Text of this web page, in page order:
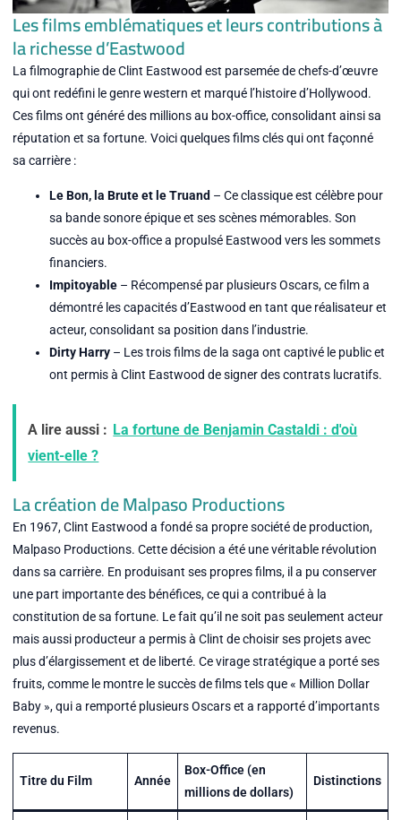
Les films emblématiques et leurs contributions à
la richesse d’Eastwood
La filmographie de Clint Eastwood est parsemée de chefs-d’œuvre
qui ont redéfini le genre western et marqué l’histoire d’Hollywood.
Ces films ont généré des millions au box-office, consolidant ainsi sa
réputation et sa fortune. Voici quelques films clés qui ont façonné
sa carrière :
Le Bon, la Brute et le Truand – Ce classique est célèbre pour
sa bande sonore épique et ses scènes mémorables. Son
succès au box-office a propulsé Eastwood vers les sommets
financiers.
Impitoyable– Récompensé par plusieurs Oscars, ce film a
démontré les capacités d’Eastwood en tant que réalisateur et
acteur, consolidant sa position dans l’industrie.
Dirty Harry– Les trois films de la saga ont captivé le public et
ont permis à Clint Eastwood de signer des contrats lucratifs.
A lire aussi : La fortune de Benjamin Castaldi : d'où
vient-elle ?
La création de Malpaso Productions
En 1967, Clint Eastwood a fondé sa propre société de production,
Malpaso Productions. Cette décision a été une véritable révolution
dans sa carrière. En produisant ses propres films, il a pu conserver
une part importante des bénéfices, ce qui a contribué à la
constitution de sa fortune. Le fait qu’il ne soit pas seulement acteur
mais aussi producteur a permis à Clint de choisir ses projets avec
plus d’élargissement et de liberté. Ce virage stratégique a porté ses
fruits, comme le montre le succès de films tels que « Million Dollar
Baby », qui a remporté plusieurs Oscars et a rapporté d’importants
revenus.
Titre du Film Année
Box-Office (en
millions de dollars)
Distinctions